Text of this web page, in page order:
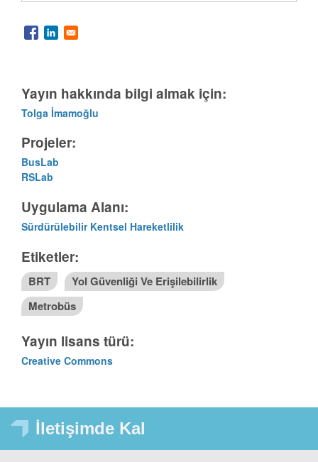
Yayın hakkında bilgi almak için:
Tolga İmamoğlu
Projeler:
BusLab
RSLab
Uygulama Alanı:
Sürdürülebilir Kentsel Hareketlilik
Etiketler:
BRT
Yol Güvenliği Ve Erişilebilirlik
Metrobüs
Yayın lisans türü:
Creative Commons
İletişimde Kal